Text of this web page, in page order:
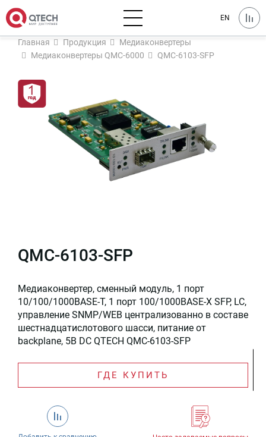
EN
Главная Продукция
Медиаконвертеры
Медиаконвертеры QMC-6000
QMC-6103-SFP
QMC-6103-SFP
Медиаконвертер, сменный модуль, 1 порт
10/100/1000BASE-T, 1 порт 100/1000BASE-X SFP, LC,
управление SNMP/WEB централизованно в составе
шестнадцатислотового шасси, питание от
backplane, 5В DC QTECH QMC-6103-SFP
ГДЕ КУПИТЬ